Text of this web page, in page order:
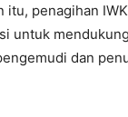
itu, penagihan
untuk
dan